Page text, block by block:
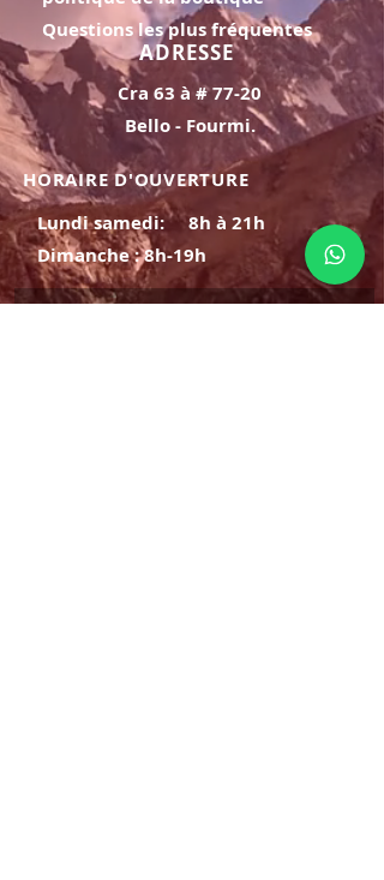
Questions les plus fréquentes
ADRESSE
Cra 63 à # 77-20
Bello - Fourmi.
HORAIRE D'OUVERTURE
Lundi samedi:
8h à 21h
Dimanche : 8h-19h